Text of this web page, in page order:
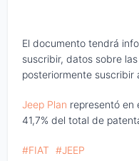
El documento tendrá
suscribir, datos sobre
posteriormente suscribir
Jeep Plan representó en
41,7% del total de
FIAT JEEP